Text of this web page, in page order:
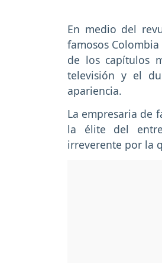
En medio del
famosos
de los capítulos
televisión y el
apariencia.
La empresaria de
la élite del
irreverente por la